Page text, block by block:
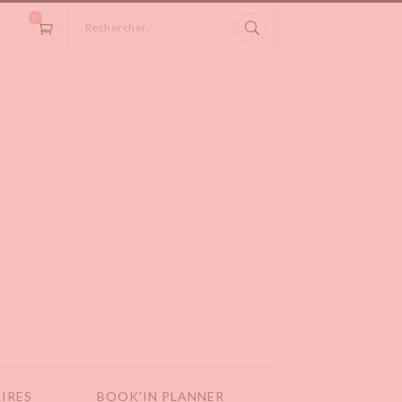
Rechercher...
0
BOOK'IN PLANNER